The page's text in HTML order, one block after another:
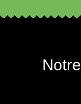
Notre